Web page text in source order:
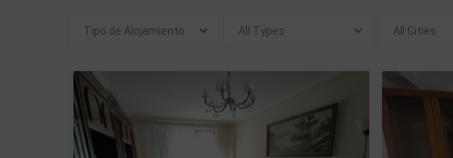
Tipo de Alojamiento All Types All Cities